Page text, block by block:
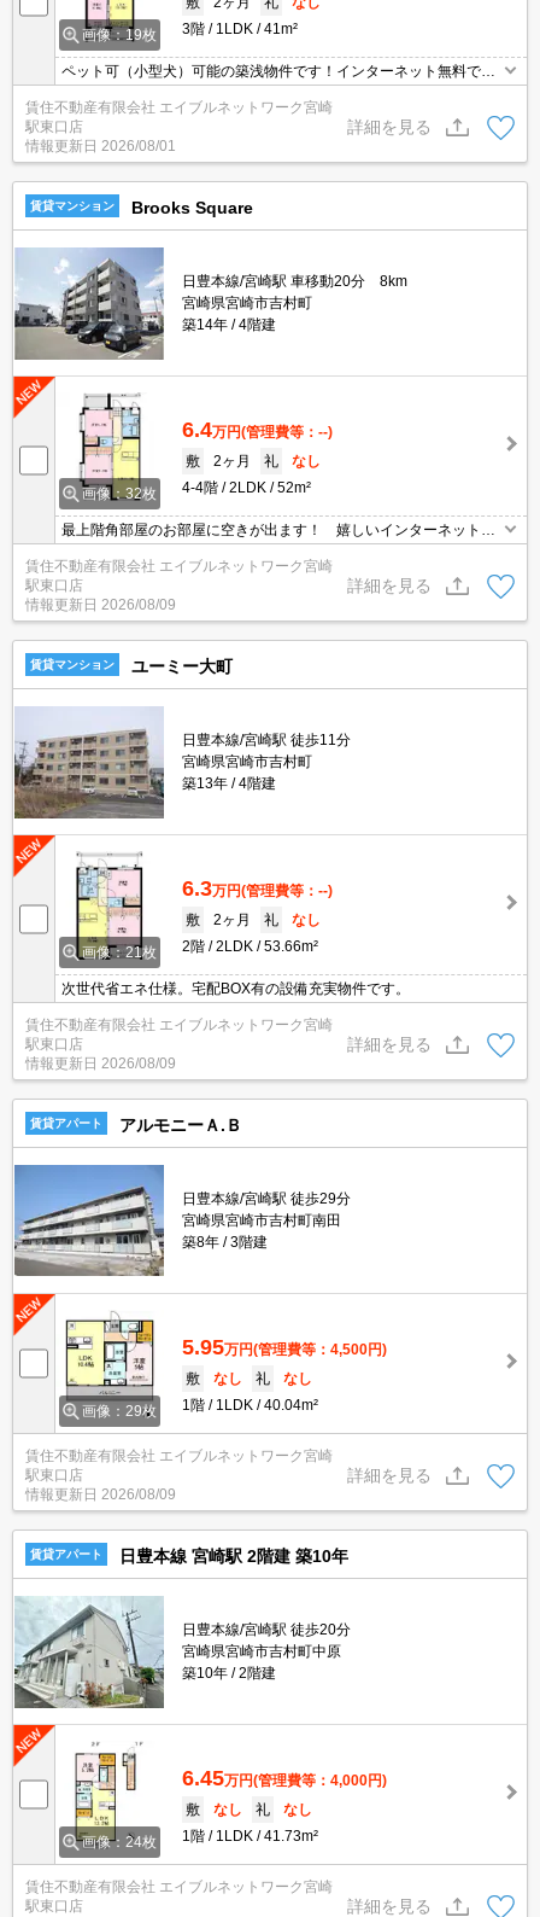
画像：19枚
3階
1LDK 41m²
ペット可（小型犬）可能の築浅物件です！インターネット無料で
す！宅配ボックス完備で不在時でも荷物が受け取れます。ペットの
足洗い場完備
賃住不動産有限会社 エイブルネットワーク宮崎
駅東口店
情報更新日 2026/08/01
詳細を見る
賃貸マンション Brooks Square
日豊本線/宮崎駅 車移動20分 8km
宮崎県宮崎市吉村町
築14年
4階建
画像：32枚
6.4万円(管理費等：--)
敷
2ヶ月 礼
なし
4-4階
2LDK 52m²
最上階角部屋のお部屋に空きが出ます！ 嬉しいインターネット・
CATV無料！ ダイレックスが目の前にありイオンにも車で行きや
すい好立地です！オートロック付きの築浅物件でカップルの方や新
婚さんに大変オススメする物件です(^^)/ 現在空き予定なので類似
のモデルルーム内覧可能です。
賃住不動産有限会社 エイブルネットワーク宮崎
駅東口店
情報更新日 2026/08/09
詳細を見る
賃貸マンション ユーミー大町
日豊本線/宮崎駅 徒歩11分
宮崎県宮崎市吉村町
築13年
4階建
画像：21枚
6.3万円(管理費等：--)
敷
2ヶ月 礼
なし
2階
2LDK 53.66m²
次世代省エネ仕様。宅配BOX有の設備充実物件です。
賃住不動産有限会社 エイブルネットワーク宮崎
駅東口店
情報更新日 2026/08/09
詳細を見る
賃貸アパート アルモニーＡ.Ｂ
日豊本線/宮崎駅 徒歩29分
宮崎県宮崎市吉村町南田
築8年
3階建
画像：29枚
5.95万円(管理費等：4,500円)
敷
なし 礼
なし
1階
1LDK 40.04m²
賃住不動産有限会社 エイブルネットワーク宮崎
駅東口店
情報更新日 2026/08/09
詳細を見る
賃貸アパート 日豊本線 宮崎駅 2階建 築10年
日豊本線/宮崎駅 徒歩20分
宮崎県宮崎市吉村町中原
築10年
2階建
画像：24枚
6.45万円(管理費等：4,000円)
敷
なし 礼
なし
1階
1LDK 41.73m²
賃住不動産有限会社 エイブルネットワーク宮崎
駅東口店
詳細を見る